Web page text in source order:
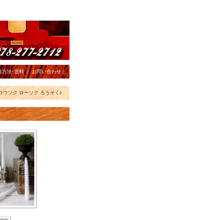
方法･送料｜お問い合わせ|
ウソク ローソク ろうそく)